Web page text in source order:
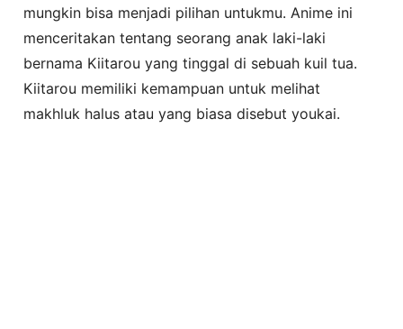
mungkin bisa menjadi pilihan untukmu. Anime ini
menceritakan tentang seorang anak laki-laki
bernama Kiitarou yang tinggal di sebuah kuil tua.
Kiitarou memiliki kemampuan untuk melihat
makhluk halus atau yang biasa disebut youkai.